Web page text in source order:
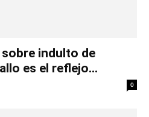
indulto de
es el reflejo...
0